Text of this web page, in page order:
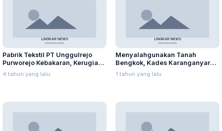
Pabrik Tekstil PT Unggulrejo
Purworejo Kebakaran, Kerugian
Capai Puluhan Juta Rupiah
4 tahun yang lalu
Menyalahgunakan Tanah
Bengkok, Kades Karanganyar
Ditangkap Kejari
1 tahun yang lalu